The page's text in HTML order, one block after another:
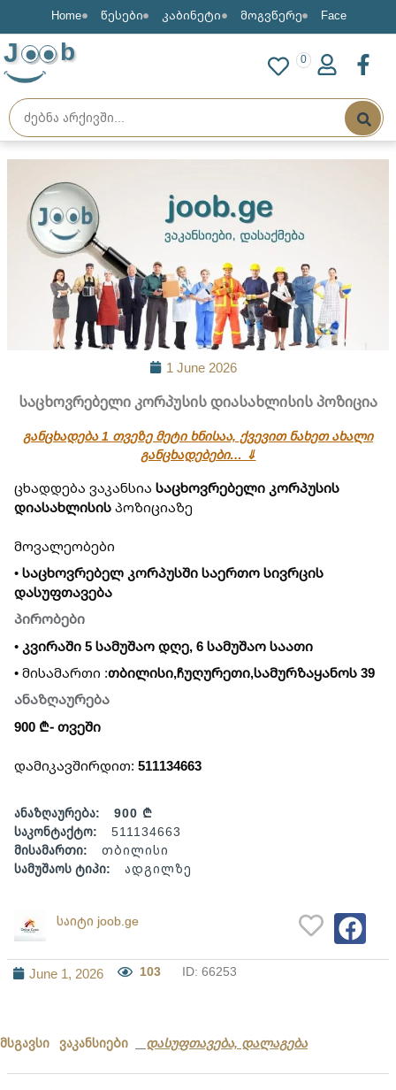
Home წესები კაბინეტი მოგვწერე Face
J b 0
1 June 2026
საცხოვრებელი კორპუსის დიასახლისის პოზიცია
განცხადება 1 თვეზე მეტი ხნისაა, ქვევით ნახეთ ახალი
განცხადებები… ⇓
ცხადდება ვაკანსია საცხოვრებელი კორპუსის
დიასახლისის პოზიციაზე
მოვალეობები
• საცხოვრებელ კორპუსში საერთო სივრცის
დასუფთავება
ᲞᲘᲠᲝᲑᲔᲑᲘ
• კვირაში 5 სამუშაო დღე, 6 სამუშაო საათი
• მისამართი :თბილისი,ჩუღურეთი,სამურზაყანოს 39
ᲐᲜᲐᲖᲦᲐᲣᲠᲔᲑᲐ
900 ₾- თვეში
დამიკავშირდით: 511134663
ანაზღაურება:
900 ₾
საკონტაქტო:
511134663
მისამართი:
თბილისი
სამუშაოს ტიპი:
ადგილზე
საიტი joob.ge
June 1, 2026 103 ID: 66253
მსგავსი ვაკანსიები დასუფთავება, დალაგება